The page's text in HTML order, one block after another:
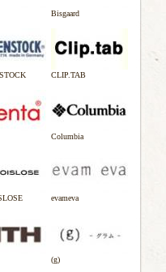
Bisgaard
CLIP.TAB
Columbia
evameva
(g)